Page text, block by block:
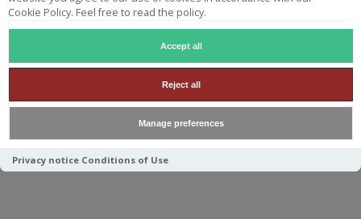
Cookie Policy. Feel free to read the policy.
Accept all
Reject all
Manage preferences
Privacy notice Conditions of Use
NIO COCKTAIL / VODKA SOUR
100ML 20.4°